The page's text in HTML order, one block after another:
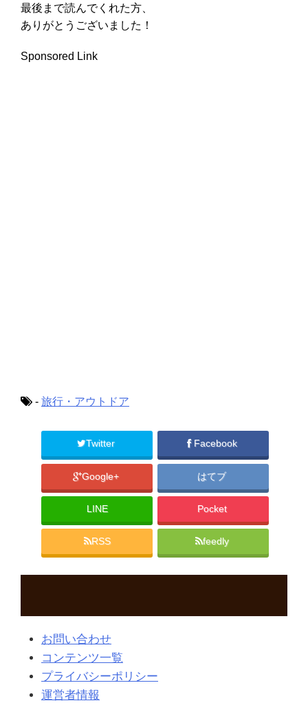
最後まで読んでくれた方、
ありがとうございました！
Sponsored Link
- 旅行・アウトドア
Twitter Facebook
Google+ はてブ
LINE Pocket
RSS feedly
お問い合わせ
コンテンツ一覧
プライバシーポリシー
運営者情報